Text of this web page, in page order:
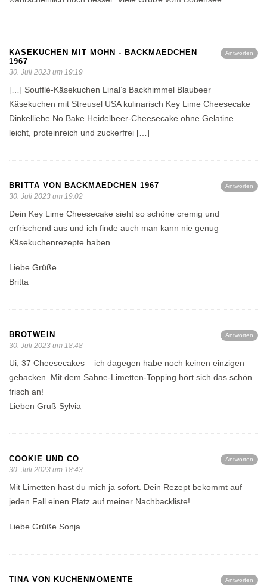
Antworten
KÄSEKUCHEN MIT MOHN - BACKMAEDCHEN
1967
30. Juli 2023 um 19:19
[…] Soufflé-Käsekuchen Linal’s Backhimmel Blaubeer
Käsekuchen mit Streusel USA kulinarisch Key Lime Cheesecake
Dinkelliebe No Bake Heidelbeer-Cheesecake ohne Gelatine –
leicht, proteinreich und zuckerfrei […]
Antworten
BRITTA VON BACKMAEDCHEN 1967
30. Juli 2023 um 19:02
Dein Key Lime Cheesecake sieht so schöne cremig und
erfrischend aus und ich finde auch man kann nie genug
Käsekuchenrezepte haben.
Liebe Grüße
Britta
Antworten
BROTWEIN
30. Juli 2023 um 18:48
Ui, 37 Cheesecakes – ich dagegen habe noch keinen einzigen
gebacken. Mit dem Sahne-Limetten-Topping hört sich das schön
frisch an!
Lieben Gruß Sylvia
Antworten
COOKIE UND CO
30. Juli 2023 um 18:43
Mit Limetten hast du mich ja sofort. Dein Rezept bekommt auf
jeden Fall einen Platz auf meiner Nachbackliste!
Liebe Grüße Sonja
Antworten
TINA VON KÜCHENMOMENTE